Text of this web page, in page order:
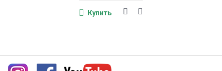
Купить